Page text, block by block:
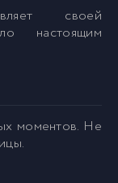
своей
настоящим
моментов. Не